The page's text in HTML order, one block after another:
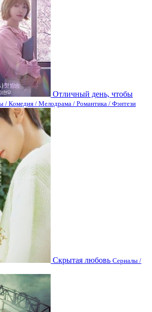
Отличный день, чтобы
/ Комедия / Мелодрама / Романтика / Фэнтези
Скрытая любовь Сериалы /